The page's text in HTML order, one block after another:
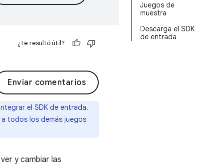
Juegos de
muestra
Descarga el SDK
de entrada
¿Te resultó útil?
Enviar comentarios
el SDK de entrada.
todos los demás juegos
y cambiar las